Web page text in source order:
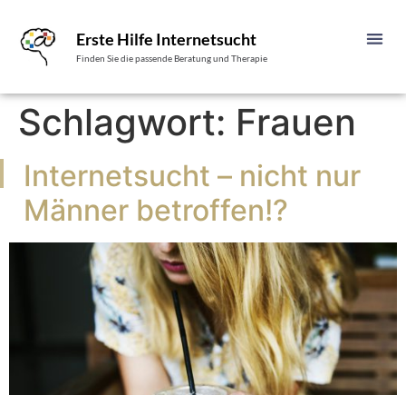
Erste Hilfe Internetsucht
Finden Sie die passende Beratung und Therapie
Schlagwort: Frauen
Internetsucht – nicht nur
Männer betroffen!?